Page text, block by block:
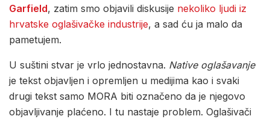
Garfield, zatim smo objavili diskusije nekoliko ljudi iz
hrvatske oglašivačke industrije, a sad ću ja malo da
pametujem.
U suštini stvar je vrlo jednostavna. Native oglašavanje
je tekst objavljen i opremljen u medijima kao i svaki
drugi tekst samo MORA biti označeno da je njegovo
objavljivanje plaćeno. I tu nastaje problem. Oglašivači